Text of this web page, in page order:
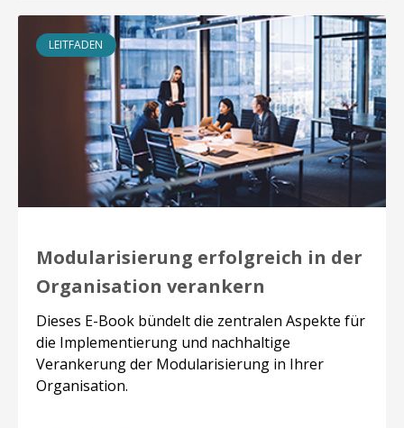
LEITFADEN
Modularisierung erfolgreich in der
Organisation verankern
Dieses E-Book bündelt die zentralen Aspekte für
die Implementierung und nachhaltige
Verankerung der Modularisierung in Ihrer
Organisation.